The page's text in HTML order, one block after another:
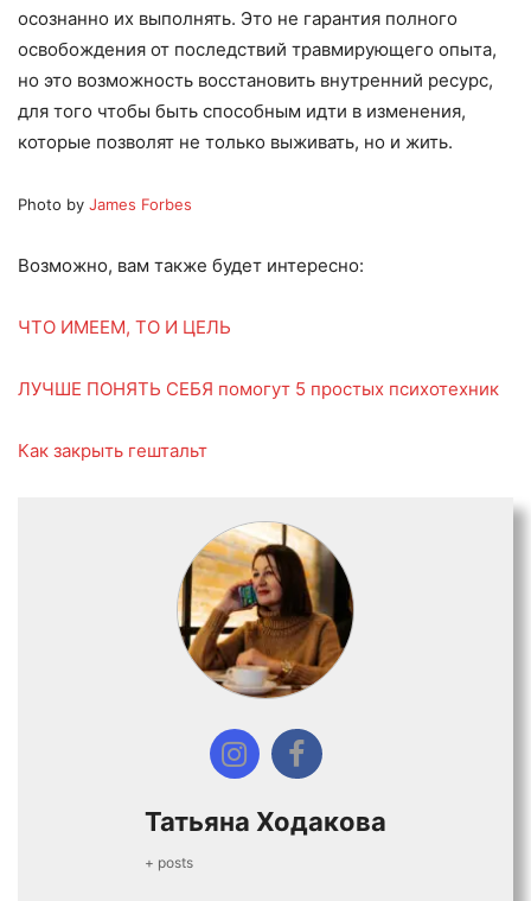
осознанно их выполнять. Это не гарантия полного
освобождения от последствий травмирующего опыта,
но это возможность восстановить внутренний ресурс,
для того чтобы быть способным идти в изменения,
которые позволят не только выживать, но и жить.
Photo by James Forbes
Возможно, вам также будет интересно:
ЧТО ИМЕЕМ, ТО И ЦЕЛЬ
ЛУЧШЕ ПОНЯТЬ СЕБЯ помогут 5 простых психотехник
Как закрыть гештальт
Татьяна Ходакова
+ posts